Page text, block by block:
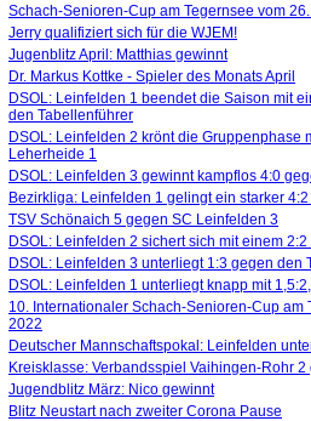
Schach-Senioren-Cup am Tegernsee vom
Jerry qualifiziert sich für die WJEM!
Jugenblitz April: Matthias gewinnt
Dr. Markus Kottke - Spieler des Monats April
DSOL: Leinfelden 1 beendet die Saison mit
den Tabellenführer
DSOL: Leinfelden 2 krönt die Gruppenphase
Leherheide 1
DSOL: Leinfelden 3 gewinnt kampflos 4:0
Bezirkliga: Leinfelden 1 gelingt ein starker
TSV Schönaich 5 gegen SC Leinfelden 3
DSOL: Leinfelden 2 sichert sich mit einem
DSOL: Leinfelden 3 unterliegt 1:3 gegen den
DSOL: Leinfelden 1 unterliegt knapp mit
10. Internationaler Schach-Senioren-Cup am
2022
Deutscher Mannschaftspokal: Leinfelden
Kreisklasse: Verbandsspiel Vaihingen-Rohr
Jugendblitz März: Nico gewinnt
Blitz Neustart nach zweiter Corona Pause